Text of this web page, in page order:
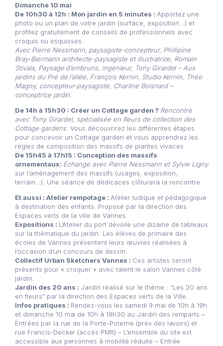
Dimanche 10 mai
De 10h30 à 12h : Mon jardin en 5 minutes : Apportez une
photo ou un plan de votre jardin (surface, exposition…) et
profitez gratuitement de conseils de professionnels avec
croquis ou esquisses.
Avec Pierre Nessmann, paysagiste-concepteur, Phillipine
Bray-Biermann architecte-paysagiste et illustratrice, Romain
Stivala, Paysage d’embruns, ingénieur, Tony Girardel – Aux
jardins du Pré de l’allée, François Kernin, Studio Kernin,
Théo
Magny, concepteur-paysagiste, Charline Boisnard –
conceptrice jardin.
De 14h à 15h30 : Créer un Cottage garden ? Rencontre
avec Tony Girardel, spécialisée en fleurs de collection des
Cottage gardens . Vous découvrirez les différentes étapes
pour concevoir un Cottage garden et vous apprendrez les
règles de composition des massifs de plantes vivaces.
De 15h45 à 17h15 : Conception des massifs
ornementaux: Échange avec Pierre Nessmann et Sylvie Ligny
sur l’aménagement des massifs (usages, exposition,
terrain…). Une séance de dédicaces clôturera la rencontre.
Et aussi : Atelier rempotage : Atelier ludique et pédagogique
à destination des enfants. Proposé par la direction des
Espaces verts de la ville de Vannes.
Expositions : L’Atelier du port dévoile une dizaine de tableaux
sur la thématique du jardin. Les élèves de primaire des
écoles de Vannes présentent leurs œuvres réalisées à
l’occasion d’un concours de dessin.
Collectif Urban Sketchers Vannes : Ces artistes seront
présents pour « croquer » avec talent le salon Vannes côté
jardin.
Jardin des 20 ans : Jardin réalisé sur le thème : “Les 20 ans
en fleurs” par la direction des Espaces verts de la Ville.
Infos pratiques : Rendez-vous les samedi 9 mai de 10h à 19h
et dimanche 10 mai de 10h à 18h30 au Jardin des remparts –
Entrées par la rue de la Porte-Poterne (près des lavoirs) et
rue Francis-Decker (accès PMR) – L’ensemble du site est
accessible aux personnes à mobilité réduite – Entrée